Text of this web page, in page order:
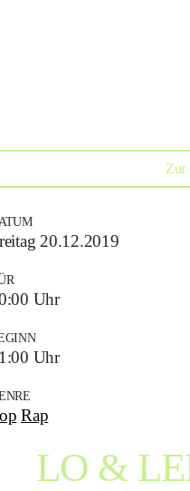
Zur
20.12.2019
Uhr
Uhr
Rap
LO &